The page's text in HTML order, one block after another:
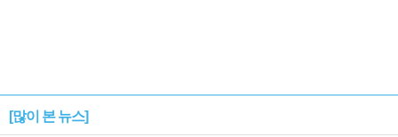
[많이 본 뉴스]